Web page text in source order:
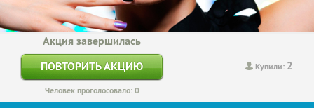
Купили: 2
Акция завершилась
ПОВТОРИТЬ АКЦИЮ
Человек проголосовало: 0